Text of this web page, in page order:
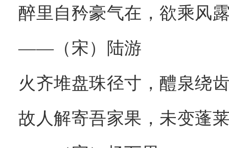
醉里自矜豪气在，欲乘风
——（宋）陆游
火齐堆盘珠径寸，醴泉绕
故人解寄吾家果，未变蓬